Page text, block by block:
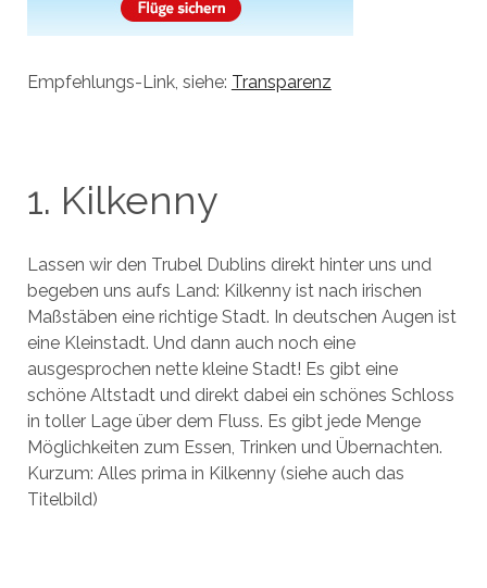
Empfehlungs-Link, siehe: Transparenz
1. Kilkenny
Lassen wir den Trubel Dublins direkt hinter uns und
begeben uns aufs Land: Kilkenny ist nach irischen
Maßstäben eine richtige Stadt. In deutschen Augen ist
eine Kleinstadt. Und dann auch noch eine
ausgesprochen nette kleine Stadt! Es gibt eine
schöne Altstadt und direkt dabei ein schönes Schloss
in toller Lage über dem Fluss. Es gibt jede Menge
Möglichkeiten zum Essen, Trinken und Übernachten.
Kurzum: Alles prima in Kilkenny (siehe auch das
Titelbild)